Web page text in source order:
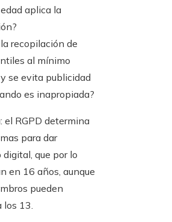
aplica la
recopilación de
al mínimo
se evita publicidad
es inapropiada?
el RGPD determina
para dar
que por lo
en 16 años, aunque
pueden
los 13.